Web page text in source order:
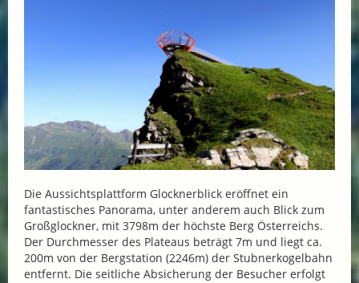
Die Aussichtsplattform Glocknerblick eröffnet ein
fantastisches Panorama, unter anderem auch Blick zum
Großglockner, mit 3798m der höchste Berg Österreichs.
Der Durchmesser des Plateaus beträgt 7m und liegt ca.
200m von der Bergstation (2246m) der Stubnerkogelbahn
entfernt. Die seitliche Absicherung der Besucher erfolgt